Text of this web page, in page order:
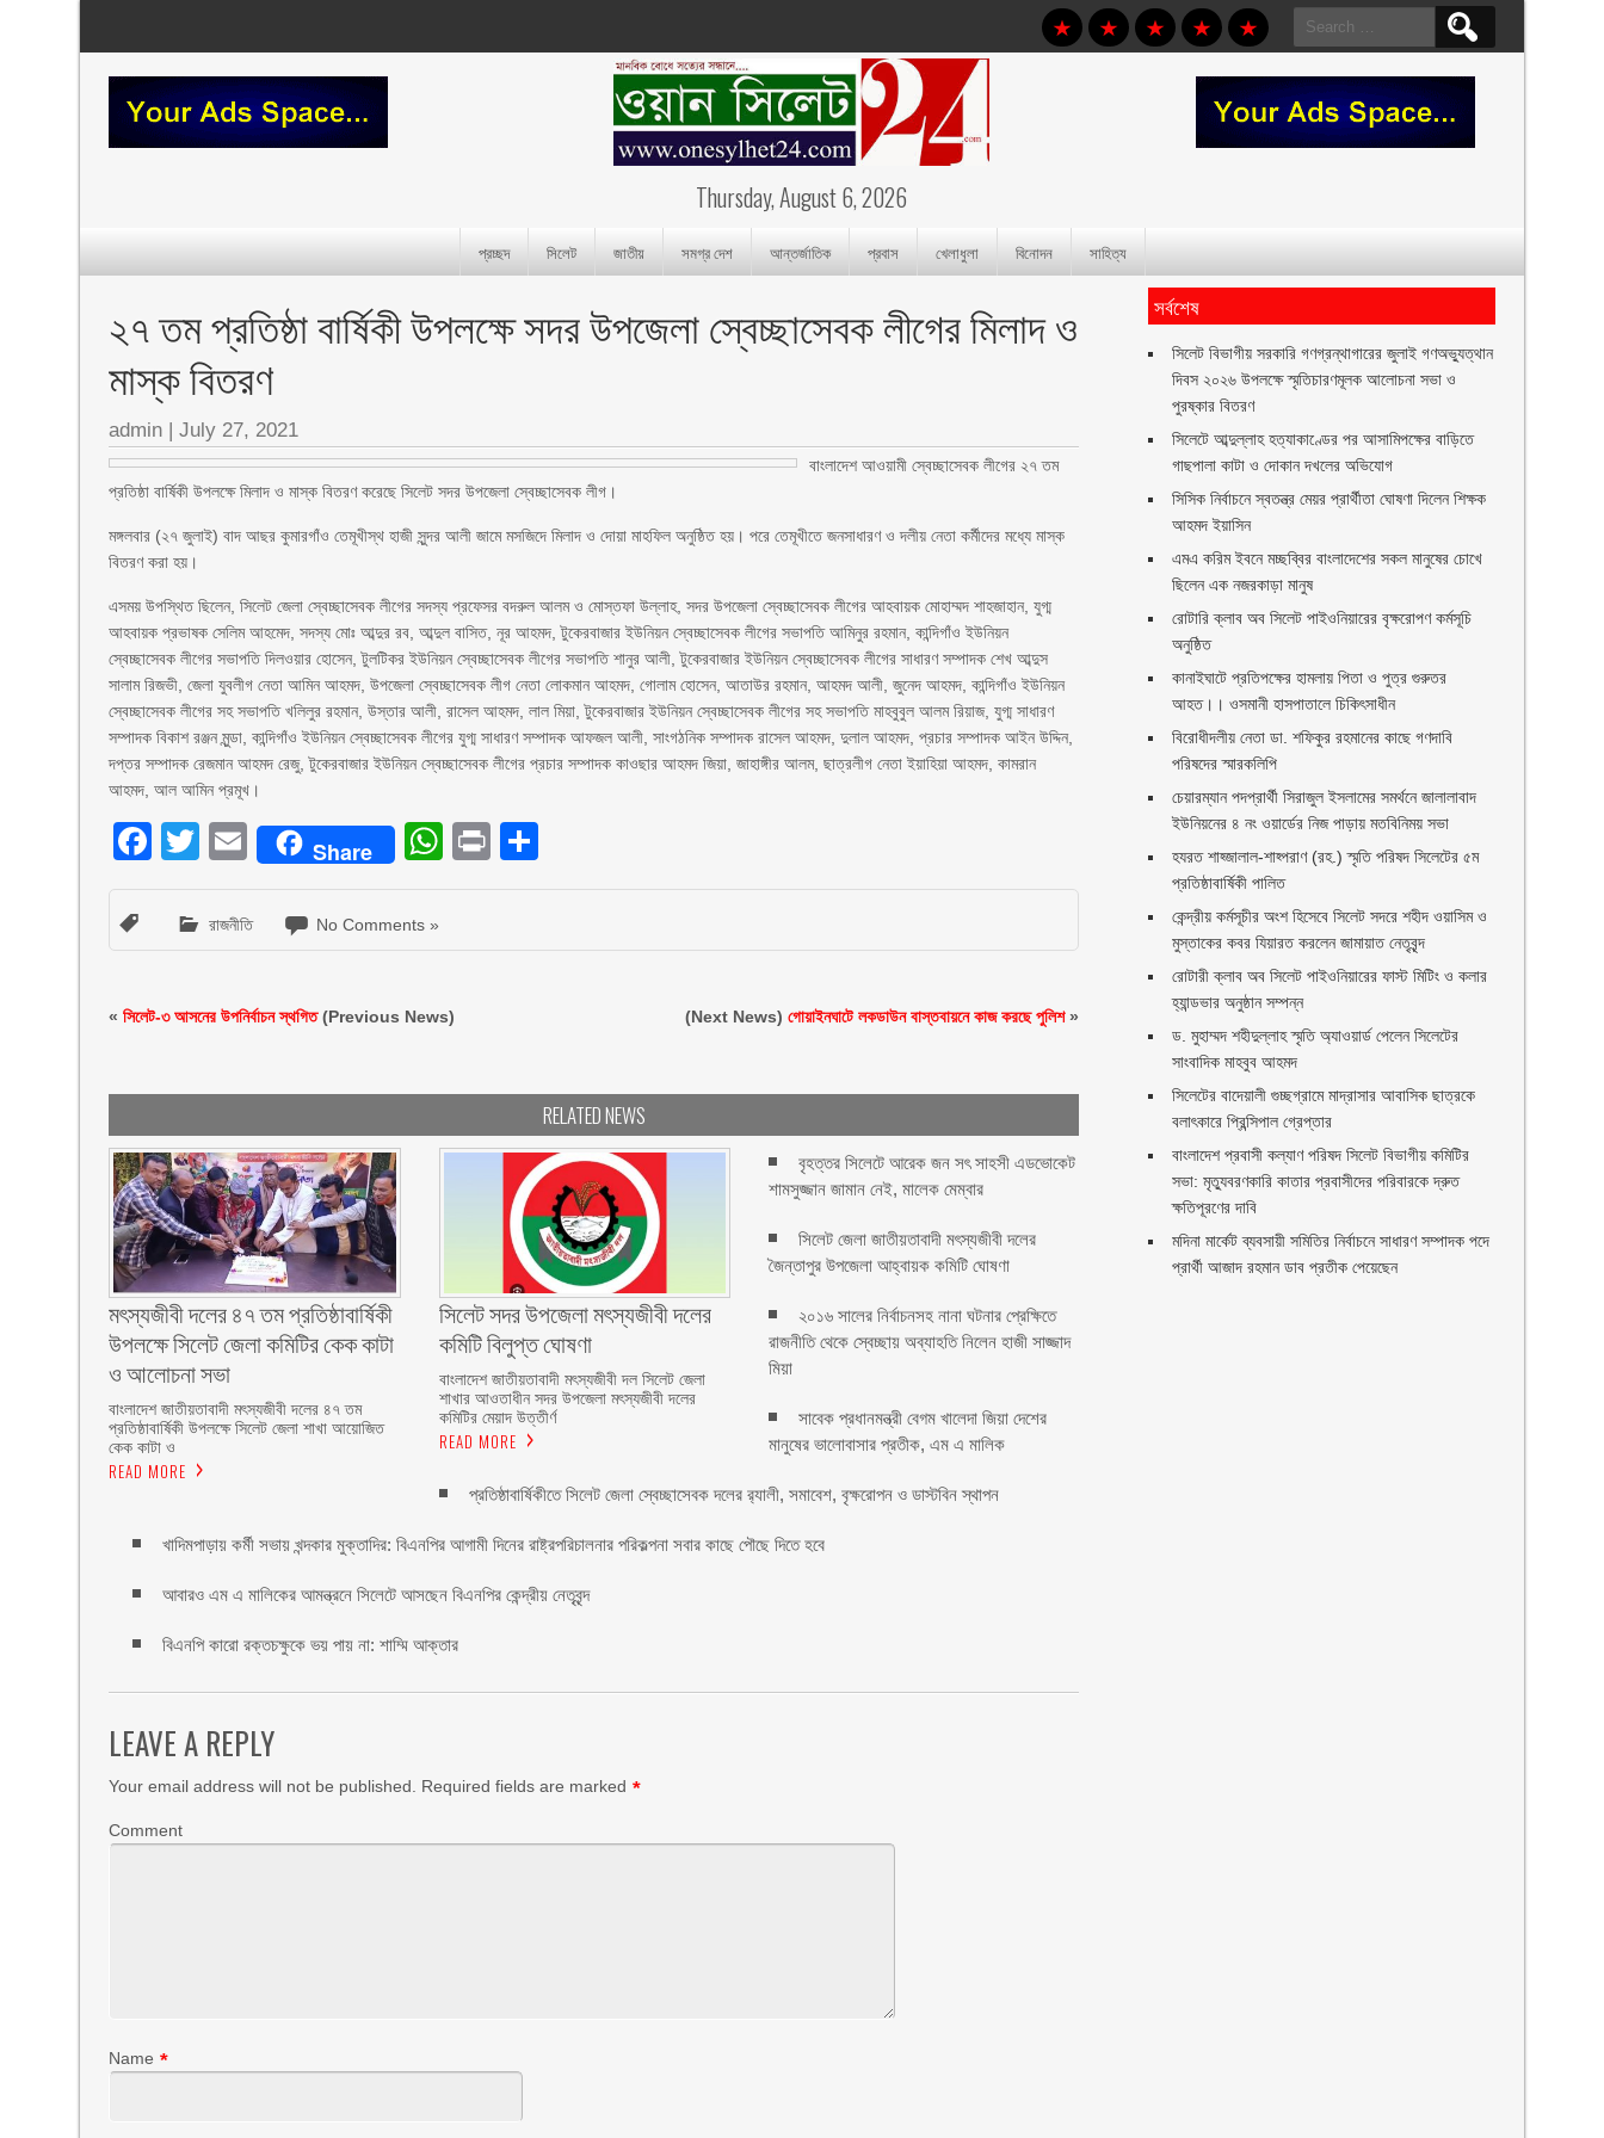
Search
for:
Thursday, August 6, 2026
প্রচ্ছদ সিলেট জাতীয় সমগ্র দেশ আন্তর্জাতিক প্রবাস খেলাধুলা বিনোদন সাহিত্য
২৭ তম প্রতিষ্ঠা বার্ষিকী উপলক্ষে সদর উপজেলা স্বেচ্ছাসেবক লীগের মিলাদ ও
মাস্ক বিতরণ
admin |July 27, 2021
বাংলাদেশ আওয়ামী স্বেচ্ছাসেবক লীগের ২৭ তম
প্রতিষ্ঠা বার্ষিকী উপলক্ষে মিলাদ ও মাস্ক বিতরণ করেছে সিলেট সদর উপজেলা স্বেচ্ছাসেবক লীগ।
মঙ্গলবার (২৭ জুলাই) বাদ আছর কুমারগাঁও তেমূখীস্থ হাজী সুন্দর আলী জামে মসজিদে মিলাদ ও দোয়া মাহফিল অনুষ্ঠিত হয়। পরে তেমূখীতে জনসাধারণ ও দলীয় নেতা কর্মীদের মধ্যে মাস্ক
বিতরণ করা হয়।
এসময় উপস্থিত ছিলেন, সিলেট জেলা স্বেচ্ছাসেবক লীগের সদস্য প্রফেসর বদরুল আলম ও মোস্তফা উল্লাহ, সদর উপজেলা স্বেচ্ছাসেবক লীগের আহবায়ক মোহাম্মদ শাহজাহান, যুগ্ম
আহবায়ক প্রভাষক সেলিম আহমেদ, সদস্য মোঃ আব্দুর রব, আব্দুল বাসিত, নূর আহমদ, টুকেরবাজার ইউনিয়ন স্বেচ্ছাসেবক লীগের সভাপতি আমিনুর রহমান, কান্দিগাঁও ইউনিয়ন
স্বেচ্ছাসেবক লীগের সভাপতি দিলওয়ার হোসেন, টুলটিকর ইউনিয়ন স্বেচ্ছাসেবক লীগের সভাপতি শানুর আলী, টুকেরবাজার ইউনিয়ন স্বেচ্ছাসেবক লীগের সাধারণ সম্পাদক শেখ আব্দুস
সালাম রিজভী, জেলা যুবলীগ নেতা আমিন আহমদ, উপজেলা স্বেচ্ছাসেবক লীগ নেতা লোকমান আহমদ, গোলাম হোসেন, আতাউর রহমান, আহমদ আলী, জুনেদ আহমদ, কান্দিগাঁও ইউনিয়ন
স্বেচ্ছাসেবক লীগের সহ সভাপতি খলিলুর রহমান, উস্তার আলী, রাসেল আহমদ, লাল মিয়া, টুকেরবাজার ইউনিয়ন স্বেচ্ছাসেবক লীগের সহ সভাপতি মাহবুবুল আলম রিয়াজ, যুগ্ম সাধারণ
সম্পাদক বিকাশ রঞ্জন মুন্ডা, কান্দিগাঁও ইউনিয়ন স্বেচ্ছাসেবক লীগের যুগ্ম সাধারণ সম্পাদক আফজল আলী, সাংগঠনিক সম্পাদক রাসেল আহমদ, দুলাল আহমদ, প্রচার সম্পাদক আইন উদ্দিন,
দপ্তর সম্পাদক রেজমান আহমদ রেজু, টুকেরবাজার ইউনিয়ন স্বেচ্ছাসেবক লীগের প্রচার সম্পাদক কাওছার আহমদ জিয়া, জাহাঙ্গীর আলম, ছাত্রলীগ নেতা ইয়াহিয়া আহমদ, কামরান
আহমদ, আল আমিন প্রমূখ।
Facebook
Twitter
EmailShare WhatsApp
Print
রাজনীতি No Comments »
«সিলেট-৩ আসনের উপনির্বাচন স্থগিত(Previous News) (Next News)গোয়াইনঘাটে লকডাউন বাস্তবায়নে কাজ করছে পুলিশ»
RELATED NEWS
মৎস্যজীবী দলের ৪৭ তম প্রতিষ্ঠাবার্ষিকী
উপলক্ষে সিলেট জেলা কমিটির কেক কাটা
ও আলোচনা সভা ‎
বাংলাদেশ জাতীয়তাবাদী মৎস্যজীবী দলের ৪৭ তম
প্রতিষ্ঠাবার্ষিকী উপলক্ষে সিলেট জেলা শাখা আয়োজিত
কেক কাটা ও
READ MORE
‎সিলেট সদর উপজেলা মৎস্যজীবী দলের
কমিটি বিলুপ্ত ঘোষণা
‎বাংলাদেশ জাতীয়তাবাদী মৎস্যজীবী দল সিলেট জেলা
শাখার আওতাধীন সদর উপজেলা মৎস্যজীবী দলের
কমিটির মেয়াদ উত্তীর্ণ
READ MORE
বৃহত্তর সিলেটে আরেক জন সৎ সাহসী এডভোকেট
শামসুজ্জান জামান নেই, মালেক মেম্বার ‎
সিলেট জেলা জাতীয়তাবাদী মৎস্যজীবী দলের
জৈন্তাপুর উপজেলা আহ্বায়ক কমিটি ঘোষণা
২০১৬ সালের নির্বাচনসহ নানা ঘটনার প্রেক্ষিতে
রাজনীতি থেকে স্বেচ্ছায় অব্যাহতি নিলেন হাজী সাজ্জাদ
মিয়া
সাবেক প্রধানমন্ত্রী বেগম খালেদা জিয়া দেশের
মানুষের ভালোবাসার প্রতীক, এম এ মালিক
প্রতিষ্ঠাবার্ষিকীতে সিলেট জেলা স্বেচ্ছাসেবক দলের র‌্যালী, সমাবেশ, বৃক্ষরোপন ও ডাস্টবিন স্থাপন
খাদিমপাড়ায় কর্মী সভায় খন্দকার মুক্তাদির: বিএনপির আগামী দিনের রাষ্ট্রপরিচালনার পরিকল্পনা সবার কাছে পৌছে দিতে হবে
আবারও এম এ মালিকের আমন্ত্রনে সিলেটে আসছেন বিএনপির কেন্দ্রীয় নেতৃবৃন্দ
বিএনপি কারো রক্তচক্ষুকে ভয় পায় না: শাম্মি আক্তার
LEAVE A REPLY
Your email address will not be published. Required fields are marked *
Comment
Name *
সর্বশেষ
সিলেট বিভাগীয় সরকারি গণগ্রন্থাগারের জুলাই গণঅভ্যুত্থান
দিবস ২০২৬ উপলক্ষে স্মৃতিচারণমূলক আলোচনা সভা ও
পুরষ্কার বিতরণ ‎ ‎
সিলেটে আব্দুল্লাহ হত্যাকাণ্ডের পর আসামিপক্ষের বাড়িতে
গাছপালা কাটা ও দোকান দখলের অভিযোগ
সিসিক নির্বাচনে স্বতন্ত্র মেয়র প্রার্থীতা ঘোষণা দিলেন শিক্ষক
আহমদ ইয়াসিন
এমএ করিম ইবনে মচ্ছব্বির বাংলাদেশের সকল মানুষের চোখে
ছিলেন এক নজরকাড়া মানুষ ‎
রোটারি ক্লাব অব সিলেট পাইওনিয়ারের বৃক্ষরোপণ কর্মসূচি
অনুষ্ঠিত
কানাইঘাটে প্রতিপক্ষের হামলায় পিতা ও পুত্র গুরুতর
আহত।। ওসমানী হাসপাতালে চিকিৎসাধীন
বিরোধীদলীয় নেতা ডা. শফিকুর রহমানের কাছে গণদাবি
পরিষদের স্মারকলিপি ‎
চেয়ারম্যান পদপ্রার্থী সিরাজুল ইসলামের সমর্থনে জালালাবাদ
ইউনিয়নের ৪ নং ওয়ার্ডের নিজ পাড়ায় মতবিনিময় সভা
হযরত শাহ্জালাল-শাহ্পরাণ (রহ.) স্মৃতি পরিষদ সিলেটের ৫ম
প্রতিষ্ঠাবার্ষিকী পালিত ‎​
কেন্দ্রীয় কর্মসূচীর অংশ হিসেবে সিলেট সদরে শহীদ ওয়াসিম ও
মুস্তাকের কবর যিয়ারত করলেন জামায়াত নেতৃবৃন্দ ‎
রোটারী ক্লাব অব সিলেট পাইওনিয়ারের ফাস্ট মিটিং ও কলার
হ্যান্ডভার অনুষ্ঠান সম্পন্ন
ড. মুহাম্মদ শহীদুল্লাহ স্মৃতি অ্যাওয়ার্ড পেলেন সিলেটের
সাংবাদিক মাহবুব আহমদ
সিলেটের বাদেয়ালী গুচ্ছগ্রামে মাদ্রাসার আবাসিক ছাত্রকে
বলাৎকারে প্রিন্সিপাল গ্রেপ্তার ‎
বাংলাদেশ প্রবাসী কল্যাণ পরিষদ সিলেট বিভাগীয় কমিটির
সভা: মৃত্যুবরণকারি কাতার প্রবাসীদের পরিবারকে দ্রুত
ক্ষতিপূরণের দাবি
মদিনা মার্কেট ব্যবসায়ী সমিতির নির্বাচনে সাধারণ সম্পাদক পদে
প্রার্থী আজাদ রহমান ডাব প্রতীক পেয়েছেন ‎